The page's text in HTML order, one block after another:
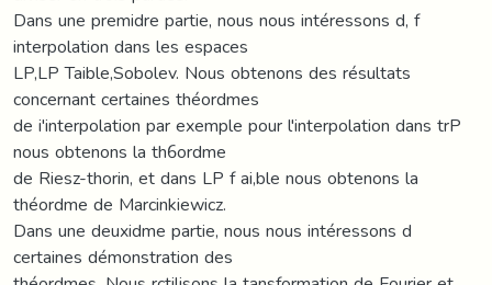
Dans une premidre partie, nous nous intéressons d, f
interpolation dans les espaces
LP,LP Taible,Sobolev. Nous obtenons des résultats
concernant certaines théordmes
de i'interpolation par exemple pour l'interpolation dans trP
nous obtenons la th6ordme
de Riesz-thorin, et dans LP f ai,ble nous obtenons la
théordme de Marcinkiewicz.
Dans une deuxidme partie, nous nous intéressons d
certaines démonstration des